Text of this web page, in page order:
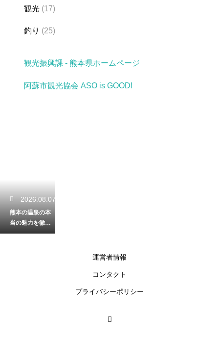
観光 (17)
釣り (25)
観光振興課 - 熊本県ホームページ
阿蘇市観光協会 ASO is GOOD!
2026.08.07
熊本の温泉の本
当の魅力を徹底
解剖！源泉の加
運営者情報
コンタクト
プライバシーポリシー